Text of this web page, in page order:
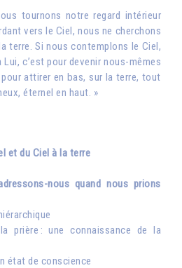
tournons notre regard intérieur
vers le Ciel, nous ne cherchons
terre. Si nous contemplons le Ciel,
c’est pour devenir nous-mêmes
attirer en bas, sur la terre, tout
éternel en haut. »
et du Ciel à la terre
nous quand nous prions
prière : une connaissance de la
état de conscience